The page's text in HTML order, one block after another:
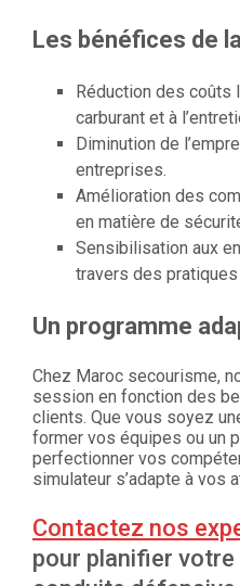
Les bénéfices de
Réduction des coûts
carburant et à
Diminution de
entreprises.
Amélioration des
en matière de
Sensibilisation aux
travers des
Un programme
Chez Maroc secourisme,
session en fonction des
clients. Que vous soyez
former vos équipes ou un
perfectionner vos
simulateur s’adapte à vos
Contactez nos
pour planifier